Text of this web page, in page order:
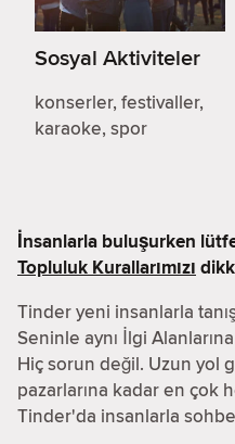
Sosyal Aktiviteler
konserler, festivaller,
karaoke, spor
İnsanlarla buluşurken
Topluluk Kurallarımızı
Tinder yeni insanlarla
Seninle aynı İlgi
Hiç sorun değil. Uzun yol
pazarlarına kadar en çok
Tinder'da insanlarla